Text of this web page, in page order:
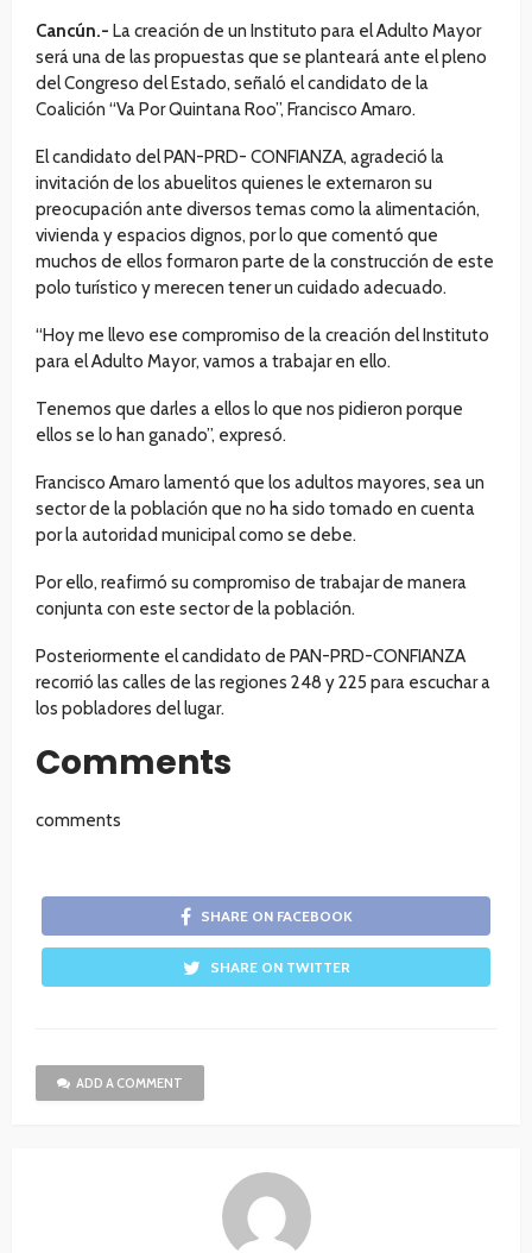
Cancún.- La creación de un Instituto para el Adulto Mayor
será una de las propuestas que se planteará ante el pleno
del Congreso del Estado, señaló el candidato de la
Coalición “Va Por Quintana Roo”, Francisco Amaro.
El candidato del PAN-PRD- CONFIANZA, agradeció la
invitación de los abuelitos quienes le externaron su
preocupación ante diversos temas como la alimentación,
vivienda y espacios dignos, por lo que comentó que
muchos de ellos formaron parte de la construcción de este
polo turístico y merecen tener un cuidado adecuado.
“Hoy me llevo ese compromiso de la creación del Instituto
para el Adulto Mayor, vamos a trabajar en ello.
Tenemos que darles a ellos lo que nos pidieron porque
ellos se lo han ganado”, expresó.
Francisco Amaro lamentó que los adultos mayores, sea un
sector de la población que no ha sido tomado en cuenta
por la autoridad municipal como se debe.
Por ello, reafirmó su compromiso de trabajar de manera
conjunta con este sector de la población.
Posteriormente el candidato de PAN-PRD-CONFIANZA
recorrió las calles de las regiones 248 y 225 para escuchar a
los pobladores del lugar.
Comments
comments
SHARE ON FACEBOOK
SHARE ON TWITTER
ADD A COMMENT